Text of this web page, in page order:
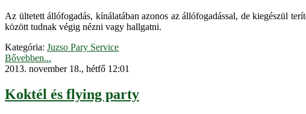
Az ültetett állófogadás, kínálatában azonos az állófogadással, de kiegészül
között tudnak végig nézni vagy hallgatni.
Kategória: Juzso Pary Service
Bővebben...
2013. november 18., hétfő 12:01
Koktél és flying party